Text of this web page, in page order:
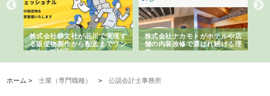
株式会社耕文社が品川で実現す
る販促物製作から配送までワン
ストップ対応
株式会社ナカモトがホテルや店
舗の内装改修で選ばれ続ける理
由
ホーム >士業（専門職種） >公認会計士事務所